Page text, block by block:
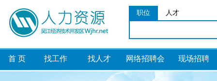
职位 人才
首 页 找工作 找人才 网络招聘会 现场招聘